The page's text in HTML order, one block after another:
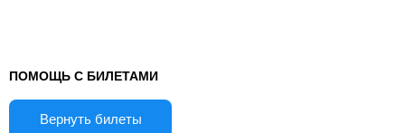
ПОМОЩЬ С БИЛЕТАМИ
Вернуть билеты